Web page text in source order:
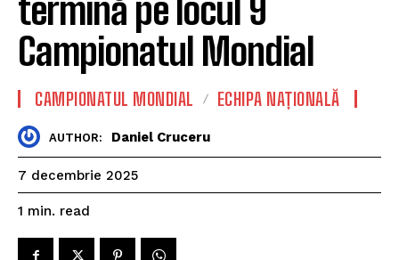
termină pe locul 9
Campionatul Mondial
CAMPIONATUL MONDIAL ECHIPA NAȚIONALĂ
AUTHOR: Daniel Cruceru
7 decembrie 2025
1 min. read